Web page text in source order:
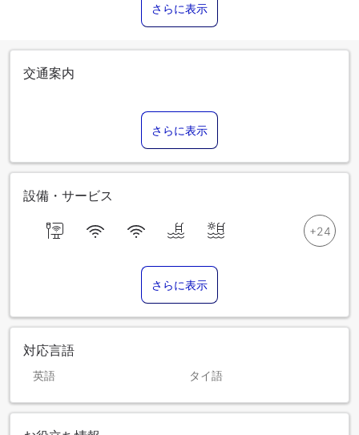
さらに表示
交通案内
さらに表示
設備・サービス
さらに表示
対応言語
英語 タイ語